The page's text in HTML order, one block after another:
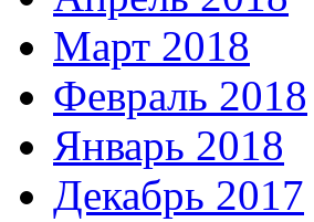
Март 2018
Февраль 2018
Январь 2018
Декабрь 2017